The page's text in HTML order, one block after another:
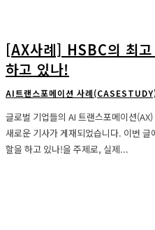
[AX사례] HSBC의 최
하고 있나!
AI트랜스포메이션 사례
글로벌 기업들의 AI 트랜스포메이션
새로운 기사가 게재되었습니다. 이번
할을 하고 있나!을 주제로, 실제...